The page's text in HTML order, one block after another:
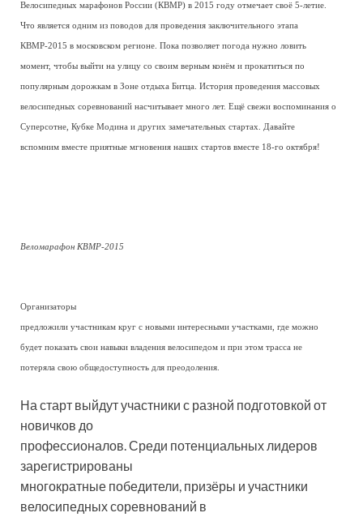
Велосипедных марафонов России (КВМР) в 2015 году отмечает своё 5-летие.
Что является одним из поводов для проведения заключительного этапа
КВМР-2015 в московском регионе. Пока позволяет погода нужно ловить
момент, чтобы выйти на улицу со своим верным конём и прокатиться по
популярным дорожкам в Зоне отдыха Битца. История проведения массовых
велосипедных соревнований насчитывает много лет. Ещё свежи воспоминания о
Суперсотне, Кубке Модина и других замечательных стартах. Давайте
вспомним вместе приятные мгновения наших стартов вместе 18-го октября!
Веломарафон КВМР-2015
Организаторы
предложили участникам круг с новыми интересными участками, где можно
будет показать свои навыки владения велосипедом и при этом трасса не
потеряла свою общедоступность для преодоления.
На старт выйдут участники с разной подготовкой от
новичков до
профессионалов. Среди потенциальных лидеров
зарегистрированы
многократные победители, призёры и участники
велосипедных соревнований в